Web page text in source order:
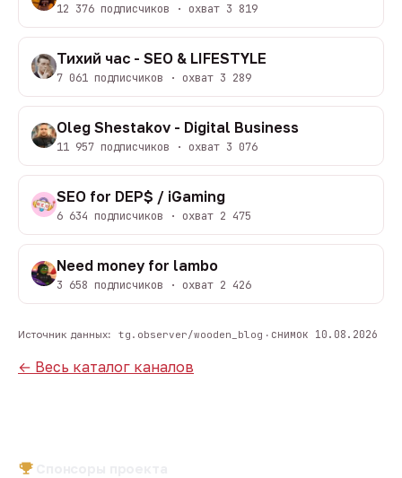
12 376 подписчиков · охват 3 819
Тихий час - SEO & LIFESTYLE
7 061 подписчиков · охват 3 289
Oleg Shestakov - Digital Business
11 957 подписчиков · охват 3 076
SEO for DEP$ / iGaming
6 634 подписчиков · охват 2 475
Need money for lambo
3 658 подписчиков · охват 2 426
Источник данных: tg.observer/wooden_blog · снимок 10.08.2026
← Весь каталог каналов